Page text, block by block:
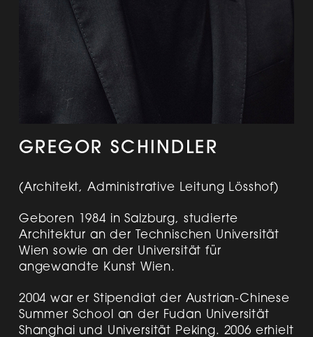
GREGOR SCHINDLER
(Architekt, Administrative Leitung Lösshof)
Geboren 1984 in Salzburg, studierte
Architektur an der Technischen Universität
Wien sowie an der Universität für
angewandte Kunst Wien.
2004 war er Stipendiat der Austrian-Chinese
Summer School an der Fudan Universität
Shanghai und Universität Peking. 2006 erhielt